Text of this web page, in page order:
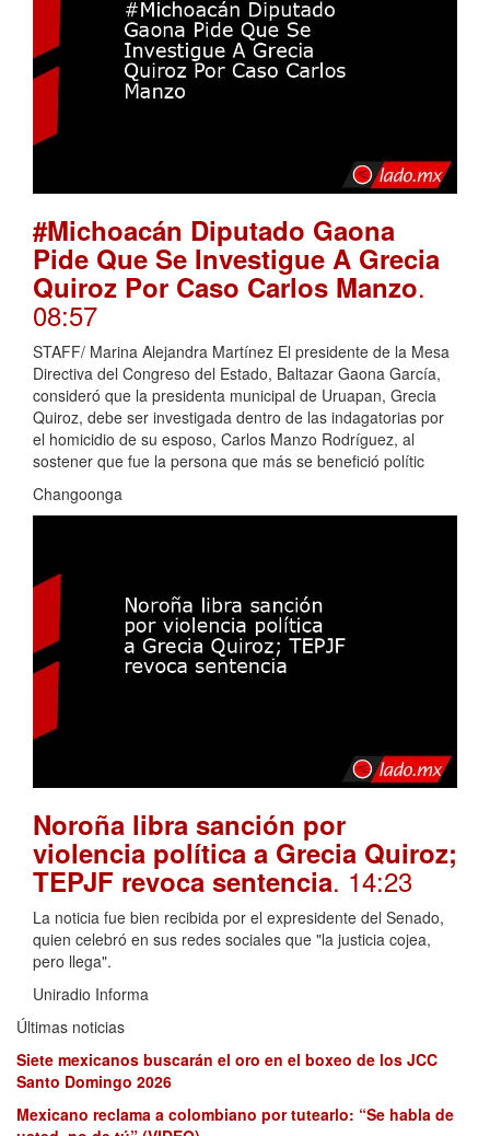
#Michoacán Diputado Gaona
Pide Que Se Investigue A Grecia
Quiroz Por Caso Carlos Manzo.
08:57
STAFF/ Marina Alejandra Martínez El presidente de la Mesa
Directiva del Congreso del Estado, Baltazar Gaona García,
consideró que la presidenta municipal de Uruapan, Grecia
Quiroz, debe ser investigada dentro de las indagatorias por
el homicidio de su esposo, Carlos Manzo Rodríguez, al
sostener que fue la persona que más se benefició polític
Changoonga
Noroña libra sanción por
violencia política a Grecia Quiroz;
TEPJF revoca sentencia. 14:23
La noticia fue bien recibida por el expresidente del Senado,
quien celebró en sus redes sociales que "la justicia cojea,
pero llega".
Uniradio Informa
Últimas noticias
Siete mexicanos buscarán el oro en el boxeo de los JCC
Santo Domingo 2026
Mexicano reclama a colombiano por tutearlo: “Se habla de